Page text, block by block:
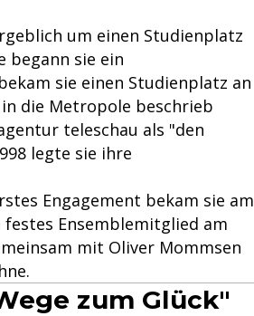
um einen Studienplatz
begann sie ein
sie einen Studienplatz an
die Metropole beschrieb
teleschau als "den
legte sie ihre
Engagement bekam sie am
Ensemblemitglied am
mit Oliver Mommsen
zum Glück"